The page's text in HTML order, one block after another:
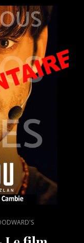
DE
DIANE
KURYS
À
VANCOUVER
LE
11
MARS